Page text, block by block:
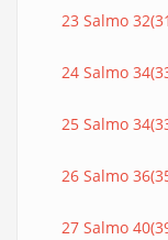
23 Salmo
24 Salmo
25 Salmo
26 Salmo
27 Salmo